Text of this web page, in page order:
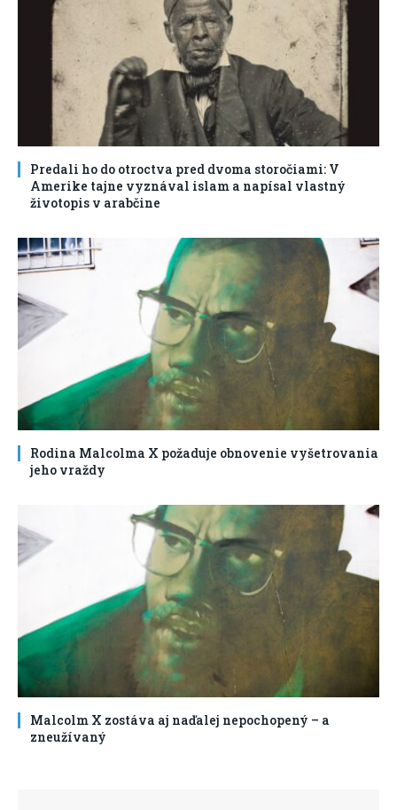
Predali ho do otroctva pred dvoma storočiami: V
Amerike tajne vyznával islam a napísal vlastný
životopis v arabčine
Rodina Malcolma X požaduje obnovenie vyšetrovania
jeho vraždy
Malcolm X zostáva aj naďalej nepochopený – a
zneužívaný